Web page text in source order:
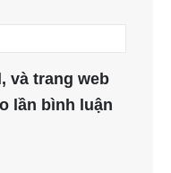
và trang web
lần bình luận